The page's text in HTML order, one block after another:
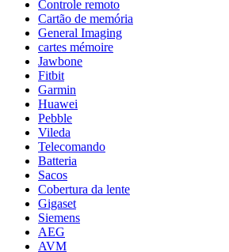
Controle remoto
Cartão de memória
General Imaging
cartes mémoire
Jawbone
Fitbit
Garmin
Huawei
Pebble
Vileda
Telecomando
Batteria
Sacos
Cobertura da lente
Gigaset
Siemens
AEG
AVM